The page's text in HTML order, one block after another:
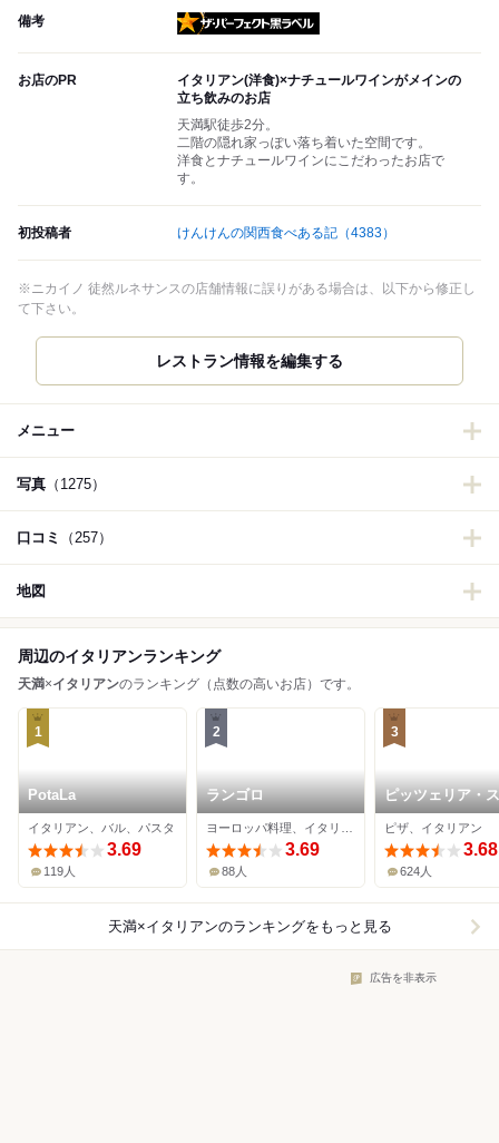
備考
お店のPR
イタリアン(洋食)×ナチュールワインがメインの
立ち飲みのお店
天満駅徒歩2分。
二階の隠れ家っぽい落ち着いた空間です。
洋食とナチュールワインにこだわったお店で
す。
初投稿者 けんけんの関西食べある記 （4383）
※ニカイノ 徒然ルネサンスの店舗情報に誤りがある場合は、以下から修正し
て下さい。
レストラン情報を編集する
メニュー
写真 （1275）
口コミ （257）
地図
周辺のイタリアンランキング
天満×イタリアンのランキング（点数の高いお店）です。
1
PotaLa
イタリアン、バル、パスタ
3.69
119人
2
ランゴロ
3.69
88人
3
ピッツェリア・
ッツォ・ダ・シ
ピザ、イタリアン
3.68
624人
天満×イタリアンのランキングをもっと見る
広告を非表示